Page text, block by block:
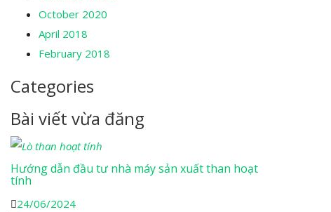
October 2020
April 2018
February 2018
Categories
Bài viết vừa đăng
Hướng dẫn đầu tư nhà máy sản xuất than hoạt
tính
24/06/2024